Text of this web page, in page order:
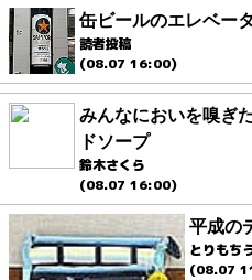
缶ビールのエレベー
読者投稿
(08.07 16:00)
みんなにおいを嗅ぎ
ドソープ
鈴木さくら
(08.07 16:00)
平成の
とりもち
(08.07